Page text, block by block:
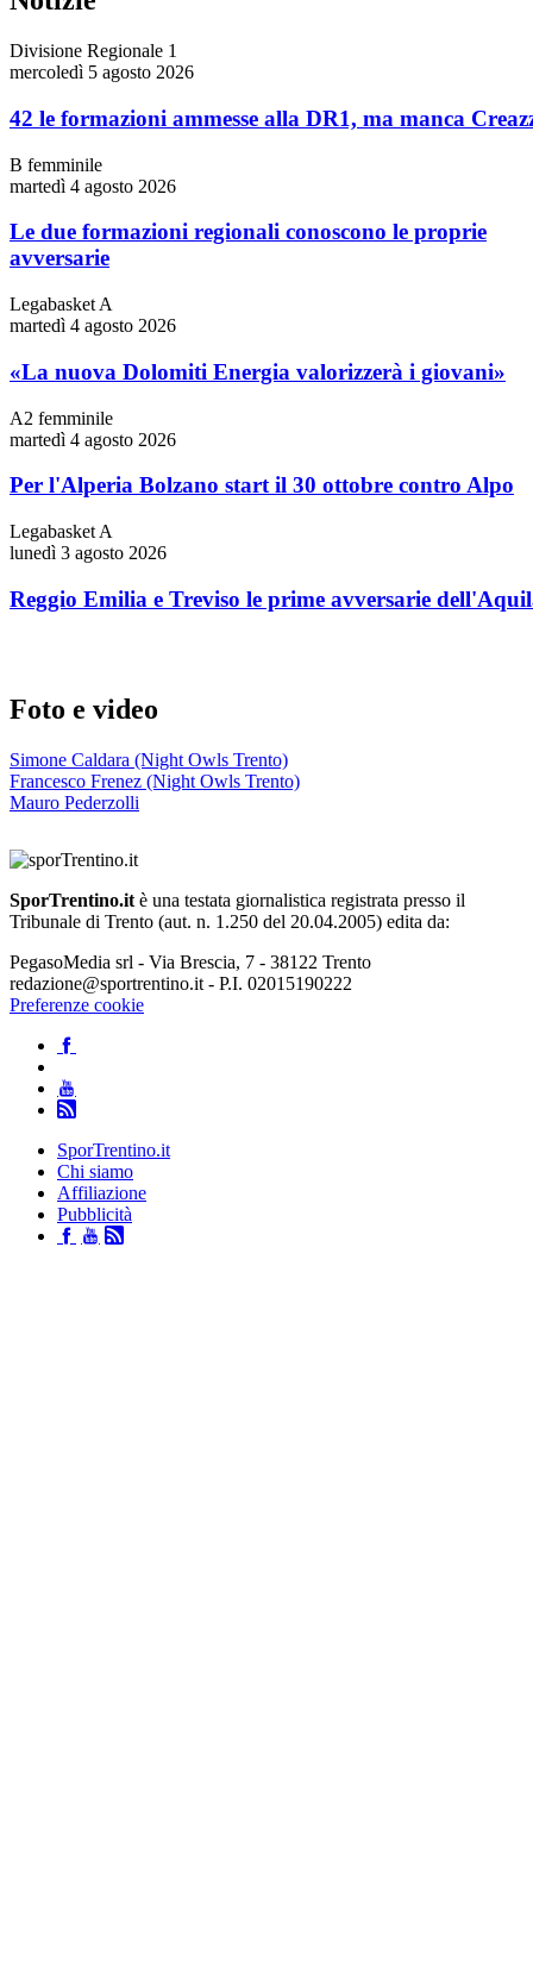
Divisione Regionale 1
mercoledì 5 agosto 2026
42 le formazioni ammesse alla DR1, ma manca
B femminile
martedì 4 agosto 2026
Le due formazioni regionali conoscono le proprie
avversarie
Legabasket A
martedì 4 agosto 2026
«La nuova Dolomiti Energia valorizzerà i giovani»
A2 femminile
martedì 4 agosto 2026
Per l'Alperia Bolzano start il 30 ottobre contro Alpo
Legabasket A
lunedì 3 agosto 2026
Reggio Emilia e Treviso le prime avversarie
Foto e video
Simone Caldara (Night Owls Trento)
Francesco Frenez (Night Owls Trento)
Mauro Pederzolli
SporTrentino.it è una testata giornalistica registrata presso il
Tribunale di Trento (aut. n. 1.250 del 20.04.2005) edita da:
PegasoMedia srl - Via Brescia, 7 - 38122 Trento
redazione@sportrentino.it - P.I. 02015190222
Preferenze cookie
SporTrentino.it
Chi siamo
Affiliazione
Pubblicità